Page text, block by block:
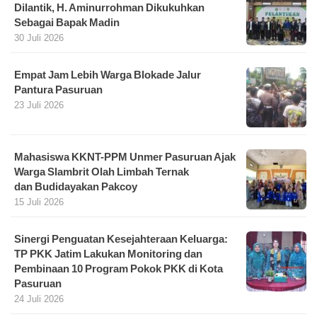
Dilantik, H. Aminurrohman Dikukuhkan
Sebagai Bapak Madin
30 Juli 2026
Empat Jam Lebih Warga Blokade Jalur
Pantura Pasuruan
23 Juli 2026
Mahasiswa KKNT-PPM Unmer Pasuruan Ajak
Warga Slambrit Olah Limbah Ternak
dan Budidayakan Pakcoy
15 Juli 2026
Sinergi Penguatan Kesejahteraan Keluarga:
TP PKK Jatim Lakukan Monitoring dan
Pembinaan 10 Program Pokok PKK di Kota
Pasuruan
24 Juli 2026